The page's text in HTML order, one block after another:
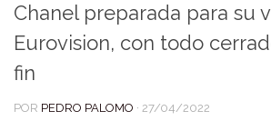
Chanel preparada para su
Eurovision, con todo
fin
POR PEDRO PALOMO · 27/04/2022